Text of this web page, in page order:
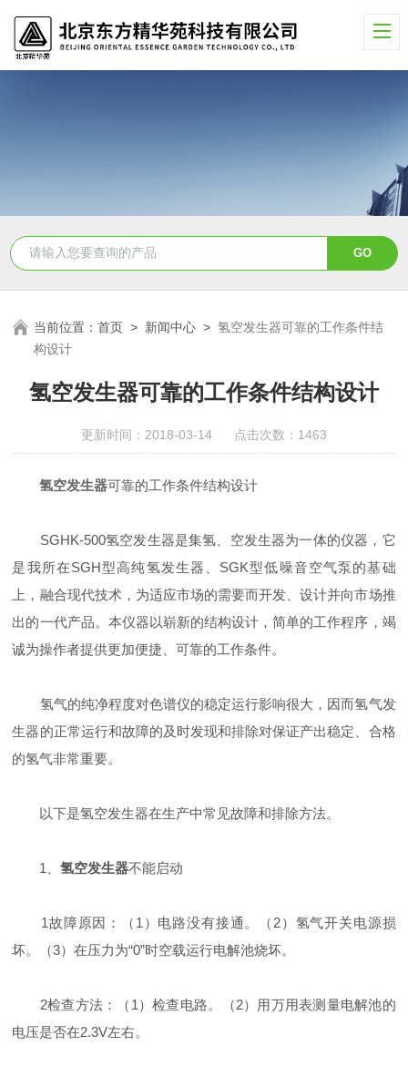
当前位置：首页 > 新闻中心 >氢空发生器可靠的工作条件结
构设计
氢空发生器可靠的工作条件结构设计
更新时间：2018-03-14 点击次数：1463
氢空发生器可靠的工作条件结构设计
SGHK-500氢空发生器是集氢、空发生器为一体的仪器，它
是我所在SGH型高纯氢发生器、SGK型低噪音空气泵的基础
上，融合现代技术，为适应市场的需要而开发、设计并向市场推
出的一代产品。本仪器以崭新的结构设计，简单的工作程序，竭
诚为操作者提供更加便捷、可靠的工作条件。
氢气的纯净程度对色谱仪的稳定运行影响很大，因而氢气发
生器的正常运行和故障的及时发现和排除对保证产出稳定、合格
的氢气非常重要。
以下是氢空发生器在生产中常见故障和排除方法。
1、氢空发生器不能启动
1故障原因：（1）电路没有接通。（2）氢气开关电源损
坏。（3）在压力为“0”时空载运行电解池烧坏。
2检查方法：（1）检查电路。（2）用万用表测量电解池的
电压是否在2.3V左右。